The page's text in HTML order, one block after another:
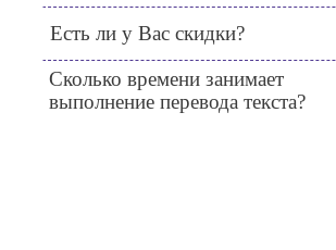
Есть ли у Вас скидки?
Сколько времени занимает
выполнение перевода текста?